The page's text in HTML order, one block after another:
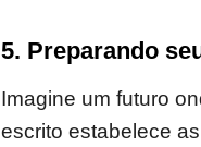
5. Preparando
Imagine um futuro
escrito estabelece